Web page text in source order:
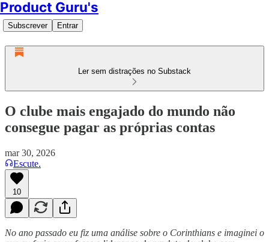
Product Guru's
Subscrever Entrar
Ler sem distrações no Substack
O clube mais engajado do mundo não
consegue pagar as próprias contas
mar 30, 2026
Escute.
10
No ano passado eu fiz uma análise sobre o Corinthians e imaginei o